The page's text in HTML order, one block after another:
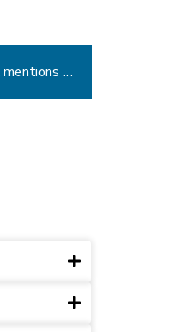
Arrêté ministériel portant application de l'arrêté du Gouvernement wallon du 14 juillet 2016 relatif aux systèmes de qualité européens et aux mentions de qualité facultatives régionales